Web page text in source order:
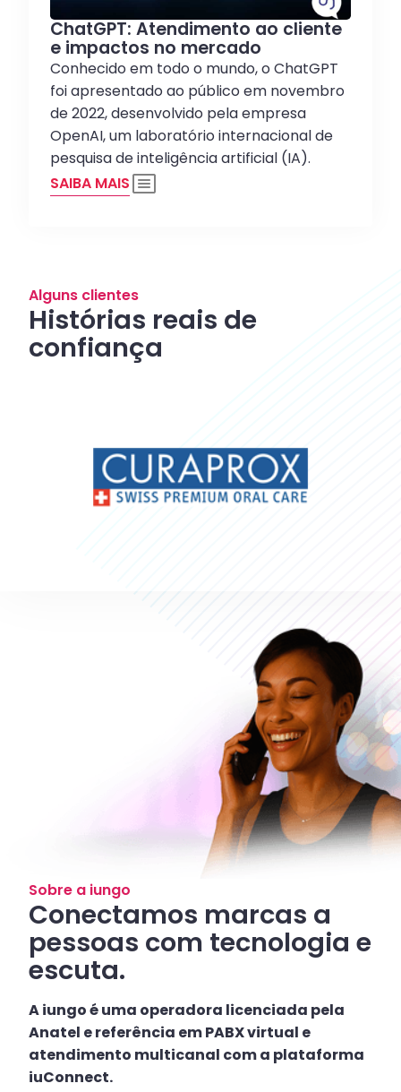
ChatGPT: Atendimento ao cliente
e impactos no mercado
Conhecido em todo o mundo, o ChatGPT
foi apresentado ao público em novembro
de 2022, desenvolvido pela empresa
OpenAI, um laboratório internacional de
pesquisa de inteligência artificial (IA).
SAIBA MAIS
Alguns clientes
Histórias reais de
confiança
Sobre a iungo
Conectamos marcas a
pessoas com tecnologia e
escuta.
A iungo é uma operadora licenciada pela
Anatel e referência em PABX virtual e
atendimento multicanal com a plataforma
iuConnect.